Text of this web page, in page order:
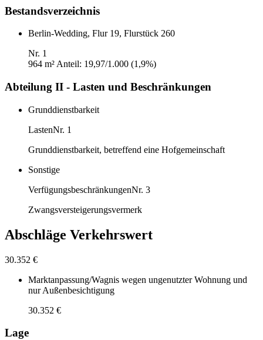
Bestandsverzeichnis
Berlin-Wedding, Flur 19, Flurstück 260
Nr. 1
964 m² Anteil: 19,97/1.000 (1,9%)
Abteilung II - Lasten und Beschränkungen
Grunddienstbarkeit
LastenNr. 1
Grunddienstbarkeit, betreffend eine Hofgemeinschaft
Sonstige
VerfügungsbeschränkungenNr. 3
Zwangsversteigerungsvermerk
Abschläge Verkehrswert
30.352 €
Marktanpassung/Wagnis wegen ungenutzter Wohnung und
nur Außenbesichtigung
30.352 €
Lage